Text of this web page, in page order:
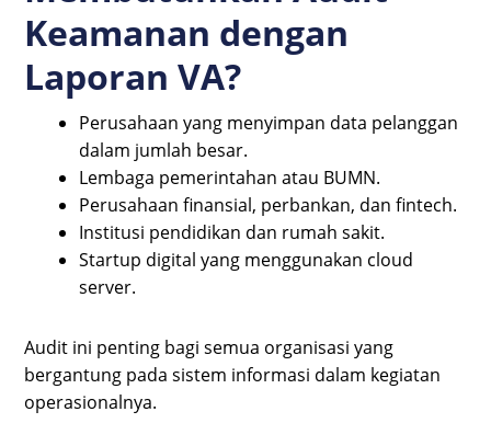
Keamanan dengan
Laporan VA?
Perusahaan yang menyimpan data pelanggan
dalam jumlah besar.
Lembaga pemerintahan atau BUMN.
Perusahaan finansial, perbankan, dan fintech.
Institusi pendidikan dan rumah sakit.
Startup digital yang menggunakan cloud
server.
Audit ini penting bagi semua organisasi yang
bergantung pada sistem informasi dalam kegiatan
operasionalnya.